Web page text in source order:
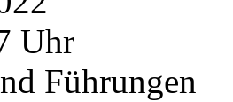
Uhr
Führungen